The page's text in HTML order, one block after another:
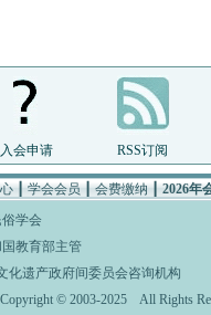
入会申请 RSS订阅
┃学会会员┃会费缴纳┃2026年
学会
教育部主管
化遗产政府间委员会咨询机构
© 2003-2025 All Rights